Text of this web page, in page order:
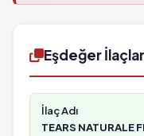
Eşdeğer İlaçlar
TEARS NATURALE